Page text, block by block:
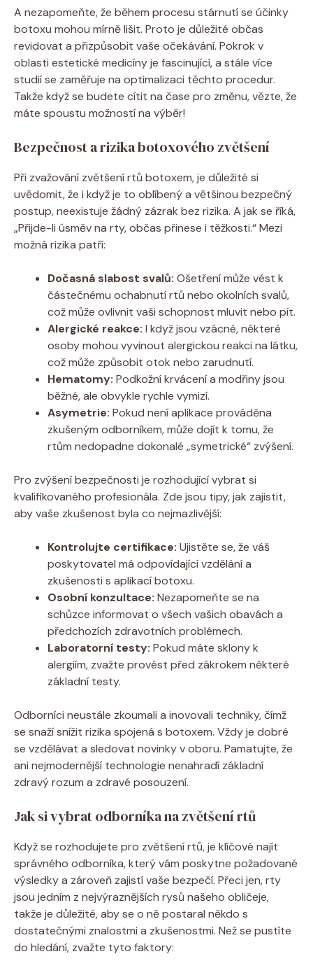
A nezapomeňte, že během procesu stárnutí se účinky
botoxu mohou mírně lišit. Proto je důležité občas
revidovat a přizpůsobit vaše očekávání. Pokrok v
oblasti estetické medicíny je fascinující, a stále více
studií se zaměřuje na optimalizaci těchto procedur.
Takže když se budete cítit na čase pro změnu, vězte, že
máte spoustu možností na výběr!
Bezpečnost a rizika botoxového zvětšení
Při zvažování zvětšení rtů botoxem, je důležité si
uvědomit, že i když je to oblíbený a většinou bezpečný
postup, neexistuje žádný zázrak bez rizika. A jak se říká,
„Přijde-li úsměv na rty, občas přinese i těžkosti.“ Mezi
možná rizika patří:
Dočasná slabost svalů: Ošetření může vést k
částečnému ochabnutí rtů nebo okolních svalů,
což může ovlivnit vaši schopnost mluvit nebo pít.
Alergické reakce: I když jsou vzácné, některé
osoby mohou vyvinout alergickou reakci na látku,
což může způsobit otok nebo zarudnutí.
Hematomy: Podkožní krvácení a modřiny jsou
běžné, ale obvykle rychle vymizí.
Asymetrie: Pokud není aplikace prováděna
zkušeným odborníkem, může dojít k tomu, že
rtům nedopadne dokonalé „symetrické“ zvýšení.
Pro zvýšení bezpečnosti je rozhodující vybrat si
kvalifikovaného profesionála. Zde jsou tipy, jak zajistit,
aby vaše zkušenost byla co nejmazlivější:
Kontrolujte certifikace: Ujistěte se, že váš
poskytovatel má odpovídající vzdělání a
zkušenosti s aplikací botoxu.
Osobní konzultace: Nezapomeňte se na
schůzce informovat o všech vašich obavách a
předchozích zdravotních problémech.
Laboratorní testy: Pokud máte sklony k
alergiím, zvažte provést před zákrokem některé
základní testy.
Odborníci neustále zkoumali a inovovali techniky, čímž
se snaží snížit rizika spojená s botoxem. Vždy je dobré
se vzdělávat a sledovat novinky v oboru. Pamatujte, že
ani nejmodernější technologie nenahradí základní
zdravý rozum a zdravé posouzení.
Jak si vybrat odborníka na zvětšení rtů
Když se rozhodujete pro zvětšení rtů, je klíčové najít
správného odborníka, který vám poskytne požadované
výsledky a zároveň zajistí vaše bezpečí. Přeci jen, rty
jsou jedním z nejvýraznějších rysů našeho obličeje,
takže je důležité, aby se o ně postaral někdo s
dostatečnými znalostmi a zkušenostmi. Než se pustíte
do hledání, zvažte tyto faktory: